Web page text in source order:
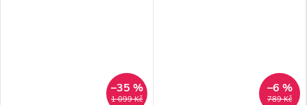
1 099 Kč
–35 %
789 Kč
–6 %